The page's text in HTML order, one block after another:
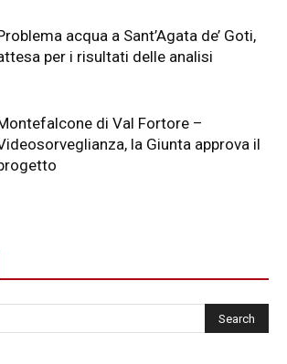
acqua a Sant’Agata de’ Goti,
per i risultati delle analisi
di Val Fortore –
la Giunta approva il